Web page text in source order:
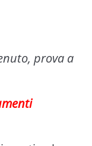
prova a